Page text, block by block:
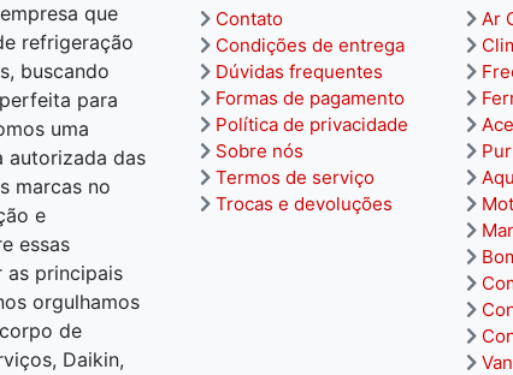
Contato
Condições de entrega
Dúvidas frequentes
Formas de pagamento
Política de privacidade
Sobre nós
Termos de serviço
Trocas e devoluções
Ar
que
refrigeração
buscando
para
uma
autorizada das
marcas no
e
essas
as principais
orgulhamos
de
Daikin,